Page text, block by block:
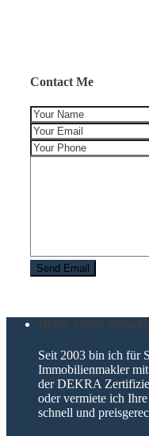
Contact Me
Heiko Linke
Seit 2003 bin ich für
Immobilienmakler
der DEKRA
oder vermiete ich
schnell und